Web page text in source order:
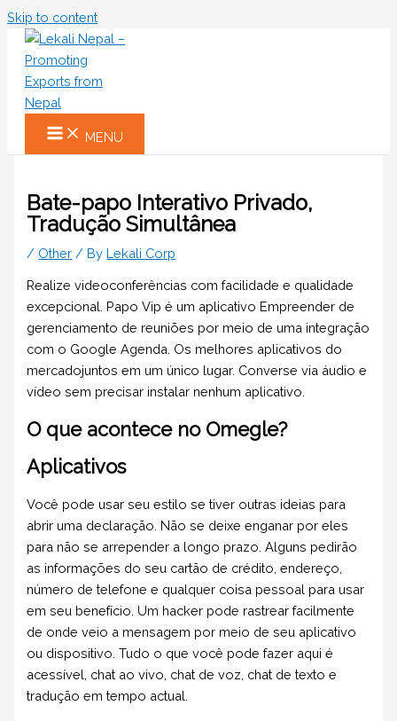
Skip to content
MENU
Bate-papo Interativo Privado,
Tradução Simultânea
/ Other / By Lekali Corp
Realize videoconferências com facilidade e qualidade
excepcional. Papo Vip é um aplicativo Empreender de
gerenciamento de reuniões por meio de uma integração
com o Google Agenda. Os melhores aplicativos do
mercadojuntos em um único lugar. Converse via áudio e
vídeo sem precisar instalar nenhum aplicativo.
O que acontece no Omegle?
Aplicativos
Você pode usar seu estilo se tiver outras ideias para
abrir uma declaração. Não se deixe enganar por eles
para não se arrepender a longo prazo. Alguns pedirão
as informações do seu cartão de crédito, endereço,
número de telefone e qualquer coisa pessoal para usar
em seu benefício. Um hacker pode rastrear facilmente
de onde veio a mensagem por meio de seu aplicativo
ou dispositivo. Tudo o que você pode fazer aqui é
acessível, chat ao vivo, chat de voz, chat de texto e
tradução em tempo actual.